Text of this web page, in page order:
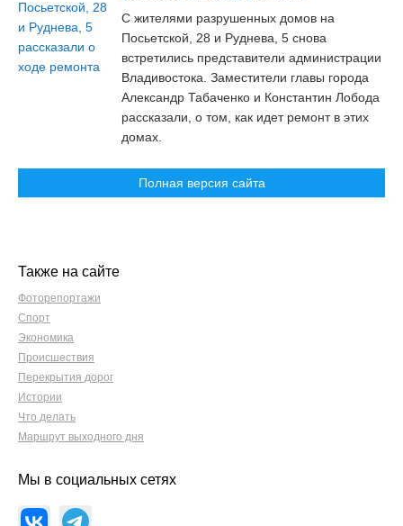
С жителями разрушенных домов на
Посьетской, 28 и Руднева, 5 снова
встретились представители администрации
Владивостока. Заместители главы города
Александр Табаченко и Константин Лобода
рассказали, о том, как идет ремонт в этих
домах.
Полная версия сайта
Также на сайте
Фоторепортажи
Спорт
Экономика
Происшествия
Перекрытия дорог
Истории
Что делать
Маршрут выходного дня
Мы в социальных сетях